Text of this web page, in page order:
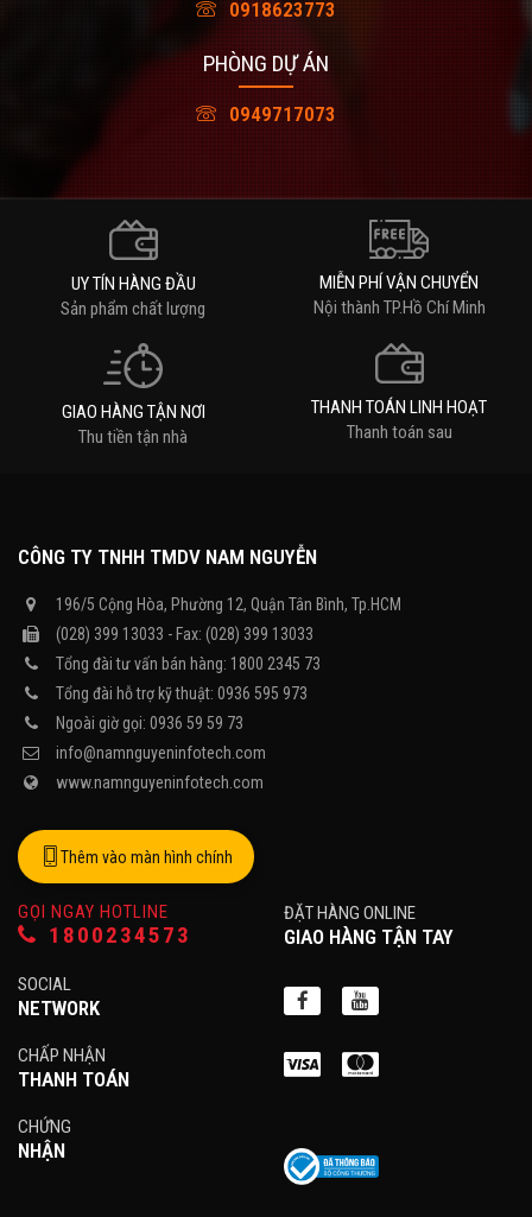
0918623773
PHÒNG DỰ ÁN
0949717073
UY TÍN HÀNG ĐẦU
Sản phẩm chất lượng
MIỄN PHÍ VẬN CHUYỂN
Nội thành TP.Hồ Chí Minh
GIAO HÀNG TẬN NƠI
Thu tiền tận nhà
THANH TOÁN LINH HOẠT
Thanh toán sau
CÔNG TY TNHH TMDV NAM NGUYỄN
196/5 Cộng Hòa, Phường 12, Quận Tân Bình, Tp.HCM
(028) 399 13033 - Fax: (028) 399 13033
Tổng đài tư vấn bán hàng: 1800 2345 73
Tổng đài hỗ trợ kỹ thuật: 0936 595 973
Ngoài giờ gọi: 0936 59 59 73
info@namnguyeninfotech.com
www.namnguyeninfotech.com
Thêm vào màn hình chính
GỌI NGAY HOTLINE
1800234573
ĐẶT HÀNG ONLINE
GIAO HÀNG TẬN TAY
SOCIAL
NETWORK
CHẤP NHẬN
THANH TOÁN
CHỨNG
NHẬN